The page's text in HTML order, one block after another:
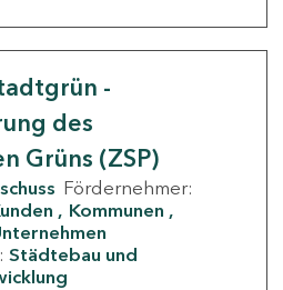
-
des
Grüns (ZSP)
Fördernehmer:
Kommunen
Städtebau und